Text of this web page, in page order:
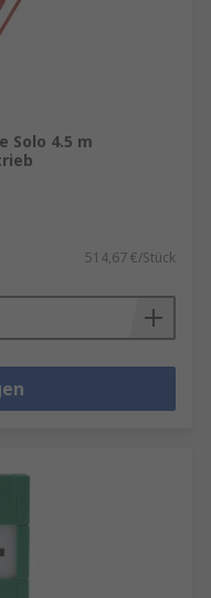
für die
der
schriftliche
wie im
welche
werden
:
Löschanlagen,
Solo 4.5 m
514,67 €/Stück